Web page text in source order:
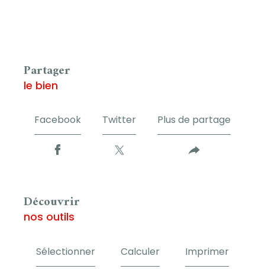
partager
le bien
Facebook Twitter Plus de partage
découvrir
nos outils
Sélectionner Calculer Imprimer